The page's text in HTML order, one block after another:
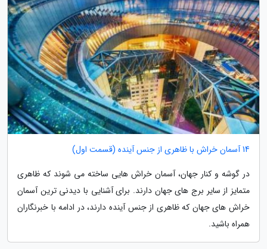
14 آسمان خراش با ظاهری از جنس آینده (قسمت اول)
در گوشه و کنار جهان، آسمان خراش هایی ساخته می شوند که ظاهری
متمایز از سایر برج های جهان دارند. برای آشنایی با دیدنی ترین آسمان
خراش های جهان که ظاهری از جنس آینده دارند، در ادامه با خبرنگاران
همراه باشید.